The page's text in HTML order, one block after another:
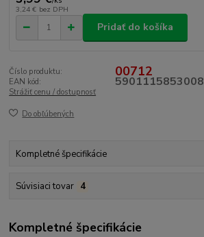
3,24 € bez DPH
Pridať do košíka
Číslo produktu: 00712
EAN kód: 5901115853008
Strážiť cenu / dostupnosť
Do obľúbených
Kompletné špecifikácie
Súvisiaci tovar 4
Kompletné špecifikácie